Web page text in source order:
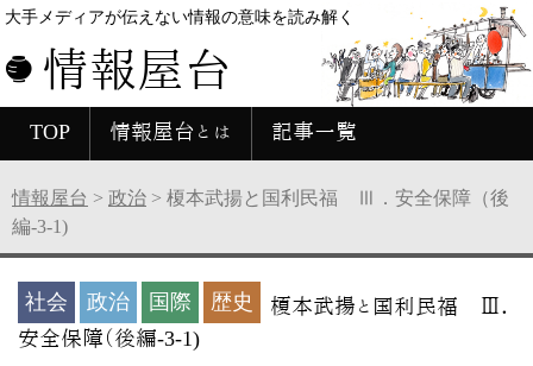
大手メディアが伝えない情報の意味を読み解く
情報屋台
TOP 情報屋台とは 記事一覧
情報屋台 > 政治 > 榎本武揚と国利民福 Ⅲ．安全保障（後
編-3-1)
社会 政治 国際 歴史
榎本武揚と国利民福 Ⅲ．
安全保障（後編-3-1)